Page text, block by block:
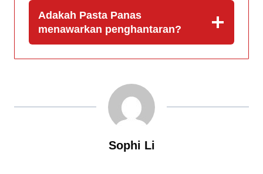
Adakah Pasta Panas
menawarkan penghantaran?
Sophi Li